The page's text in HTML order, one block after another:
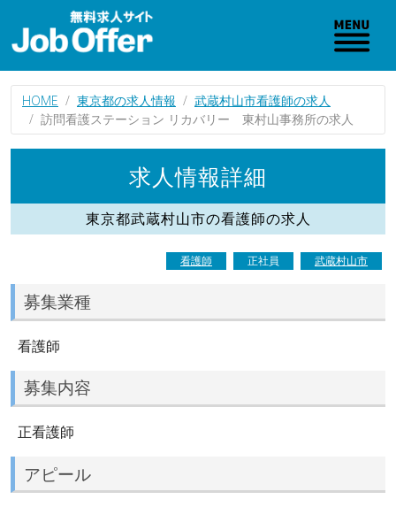
HOME 東京都の求人情報
武蔵村山市看護師の求人
訪問看護ステーション リカバリー 東村山事務所の求人
求人情報詳細
東京都武蔵村山市の看護師の求人
看護師 正社員 武蔵村山市
募集業種
看護師
募集内容
正看護師
アピール